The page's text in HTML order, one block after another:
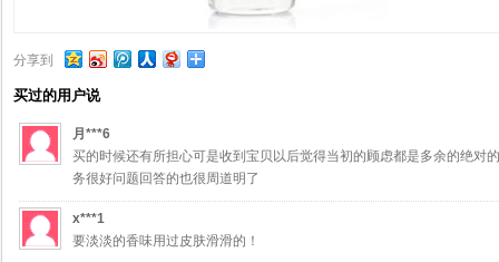
分享到
买过的用户说
月***6
买的时候还有所担心可是收到宝贝以后觉得当初的顾虑都是多余的绝对
务很好问题回答的也很周道明了
x***1
要淡淡的香味用过皮肤滑滑的！